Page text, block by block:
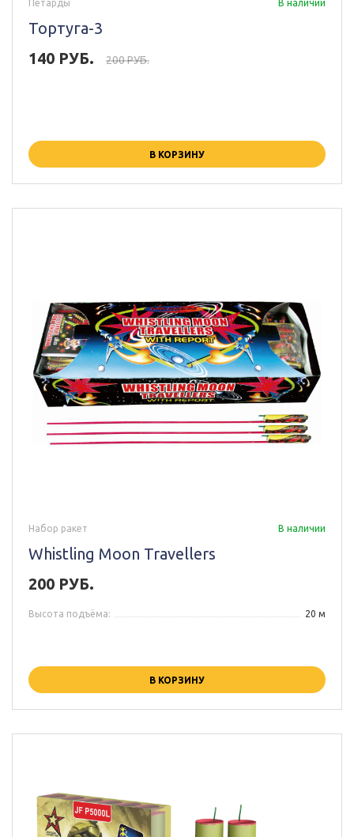
Петарды В наличии
Тортуга-3
140 РУБ.
200 РУБ.
В КОРЗИНУ
Набор ракет В наличии
Whistling Moon Travellers
200 РУБ.
Высота подъёма: 20 м
В КОРЗИНУ